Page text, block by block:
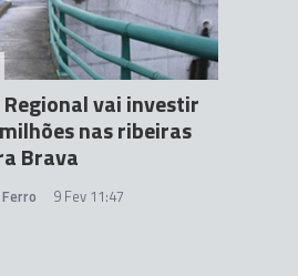
vai investir
nas ribeiras
Brava
9 Fev 11:47